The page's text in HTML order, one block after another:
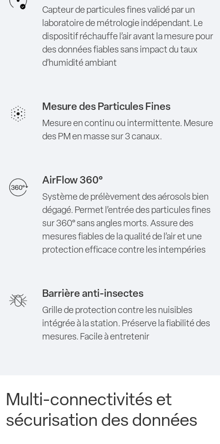
Capteur de particules fines validé par un
laboratoire de métrologie indépendant. Le
dispositif réchauffe l’air avant la mesure pour
des données fiables sans impact du taux
d’humidité ambiant
Mesure des Particules Fines
Mesure en continu ou intermittente. Mesure
des PM en masse sur 3 canaux.
AirFlow 360°
Système de prélèvement des aérosols bien
dégagé. Permet l’entrée des particules fines
sur 360° sans angles morts. Assure des
mesures fiables de la qualité de l’air et une
protection efficace contre les intempéries
Barrière anti-insectes
Grille de protection contre les nuisibles
intégrée à la station. Préserve la fiabilité des
mesures. Facile à entretenir
Multi-connectivités et
sécurisation des données